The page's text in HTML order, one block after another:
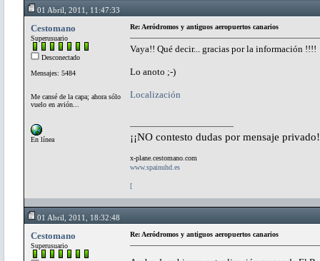
01 Abril, 2011, 11:47:33
Cestomano
Superusuario
Desconectado
Mensajes: 5484
Me cansé de la capa; ahora sólo
vuelo en avión...
En línea
Re: Aeródromos y antiguos aeropuertos canarios
Vaya!! Qué decir... gracias por la información !!!!
Lo anoto ;-)
Localización
¡¡NO contesto dudas por mensaje
x-plane.cestomano.com
www.spainuhd.es
[
01 Abril, 2011, 18:32:48
Cestomano
Superusuario
Re: Aeródromos y antiguos aeropuertos canarios